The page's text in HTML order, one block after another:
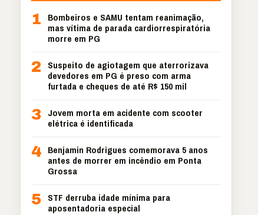
1
Bombeiros e SAMU tentam reanimação,
mas vítima de parada cardiorrespiratória
morre em PG
2
Suspeito de agiotagem que aterrorizava
devedores em PG é preso com arma
furtada e cheques de até R$ 150 mil
3 Jovem morta em acidente com scooter
elétrica é identificada
4 Benjamin Rodrigues comemorava 5 anos
antes de morrer em incêndio em Ponta
Grossa
5 STF derruba idade mínima para
aposentadoria especial